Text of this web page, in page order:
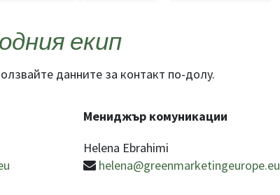
екип
данните за контакт по-долу.
Мениджър комуникации
Helena Ebrahimi
helena@greenmarketingeurope.eu